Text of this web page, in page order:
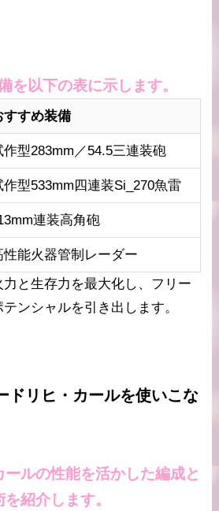
を以下の表に示します。
すすめ装備
作型283mm／54.5三連装砲
作型533mm四連装Si_270魚雷
連装高角砲
性能火器管制レーダー
と生存力を最大化し、フリー
ンシャルを引き出します。
ドリヒ・カールを使いこな
ールの性能を活かした編成と
を紹介します。